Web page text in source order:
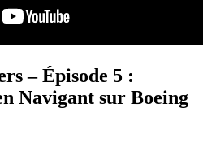
– Épisode 5 :
Navigant sur Boeing